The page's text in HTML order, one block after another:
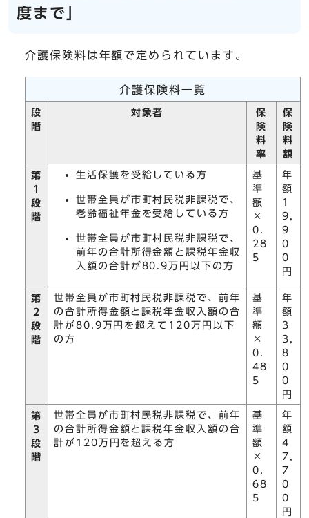
度まで」
介護保険料は年額で定められています。
介護保険料一覧
段
階
対象者
保
険
料
率
保
険
料
額
第
1
段
階
生活保護を受給している方
世帯全員が市町村民税非課税で、
老齢福祉年金を受給している方
世帯全員が市町村民税非課税で、
前年の合計所得金額と課税年金収
入額の合計が80.9万円以下の方
基
準
額
×
0.
28
5
年
額
1
9,
9
0
0
円
第
2
段
階
世帯全員が市町村民税非課税で、前年
の合計所得金額と課税年金収入額の合
計が80.9万円を超えて120万円以下
の方
基
準
額
×
0.
48
5
年
額
3
3,
8
0
0
円
第
3
段
階
世帯全員が市町村民税非課税で、前年
の合計所得金額と課税年金収入額の合
計が120万円を超える方
基
準
額
×
0.
68
5
年
額
4
7,
7
0
0
円